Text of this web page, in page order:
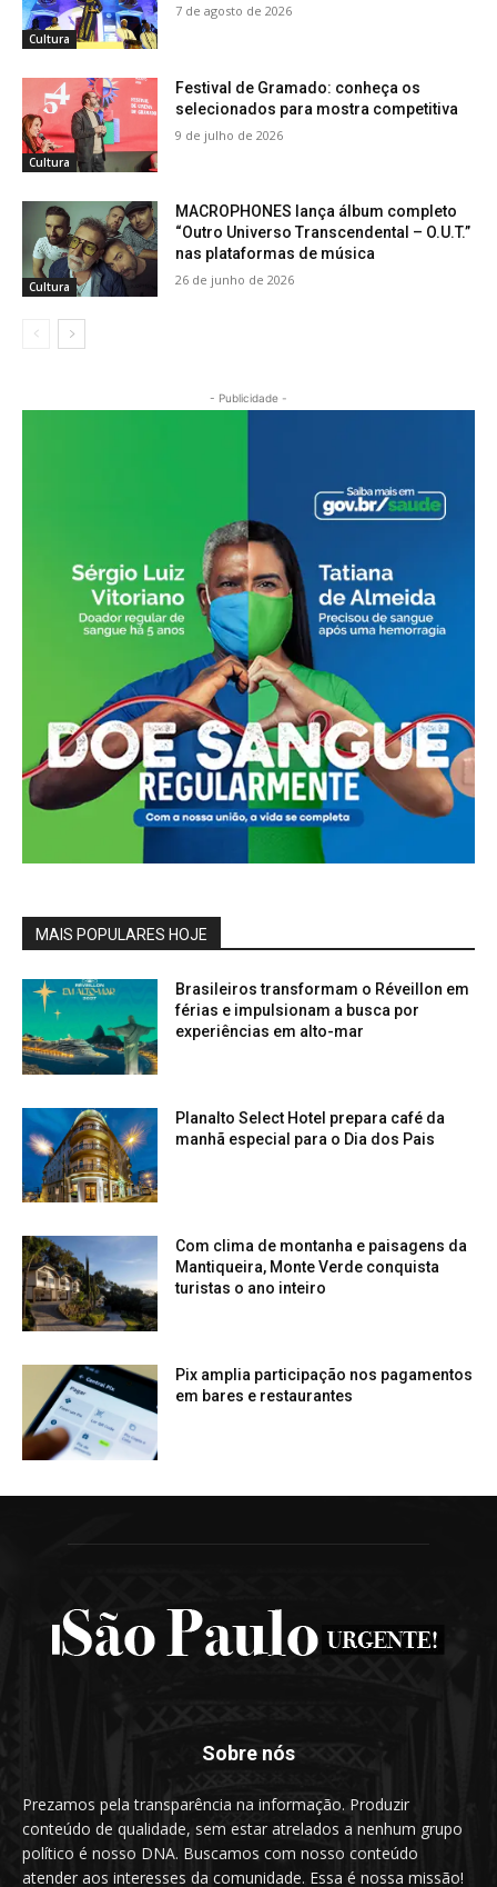
Cultura
7 de agosto de 2026
Cultura
Festival de Gramado: conheça os
selecionados para mostra competitiva
9 de julho de 2026
Cultura
MACROPHONES lança álbum completo
“Outro Universo Transcendental – O.U.T.”
nas plataformas de música
26 de junho de 2026
- Publicidade -
MAIS POPULARES HOJE
Brasileiros transformam o Réveillon em
férias e impulsionam a busca por
experiências em alto-mar
Planalto Select Hotel prepara café da
manhã especial para o Dia dos Pais
Com clima de montanha e paisagens da
Mantiqueira, Monte Verde conquista
turistas o ano inteiro
Pix amplia participação nos pagamentos
em bares e restaurantes
Sobre nós
Prezamos pela transparência na informação. Produzir
conteúdo de qualidade, sem estar atrelados a nenhum grupo
político é nosso DNA. Buscamos com nosso conteúdo
atender aos interesses da comunidade. Essa é nossa missão!